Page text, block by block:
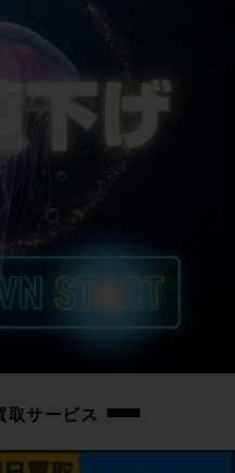
）
す。
使用感があります。
が、比較的使用感の少ない車体で
取サービス